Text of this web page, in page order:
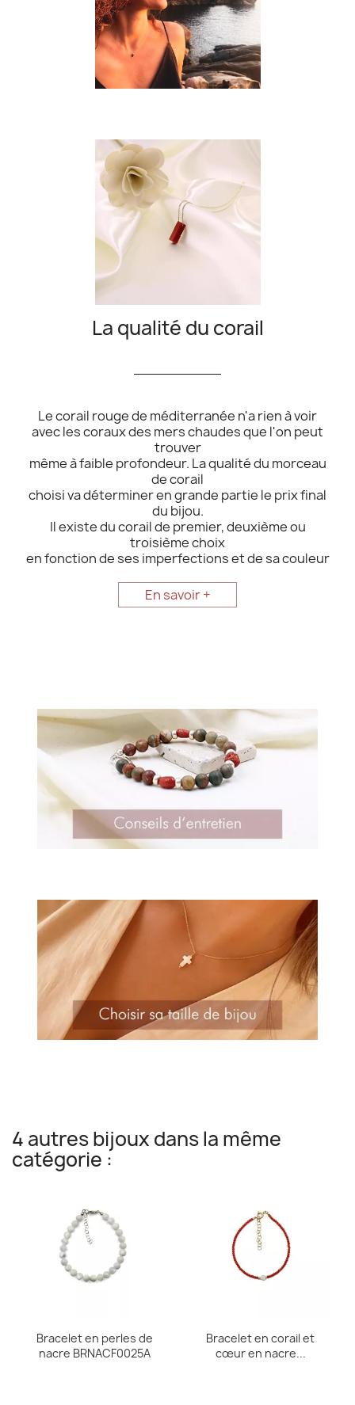
La qualité du corail
Le corail rouge de méditerranée n'a rien à voir
avec les coraux des mers chaudes que l'on peut
trouver
même à faible profondeur. La qualité du morceau
de corail
choisi va déterminer en grande partie le prix final
du bijou.
Il existe du corail de premier, deuxième ou
troisième choix
en fonction de ses imperfections et de sa couleur
En savoir +
4 autres bijoux dans la même
catégorie :
Bracelet en perles de
nacre BRNACF0025A
Bracelet en corail et
cœur en nacre...